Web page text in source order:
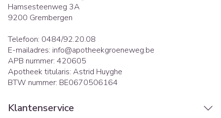
Hamsesteenweg 3A
9200 Grembergen
Telefoon: 0484/92.20.08
E-mailadres: info@apotheekgroeneweg.be
APB nummer: 420605
Apotheek titularis: Astrid Huyghe
BTW nummer: BE0670506164
Klantenservice